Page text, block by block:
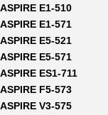
ASPIRE E1-510
ASPIRE E1-571
ASPIRE E5-521
ASPIRE E5-571
ASPIRE ES1-711
ASPIRE F5-573
ASPIRE V3-575